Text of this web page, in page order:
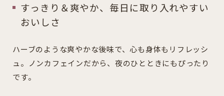
すっきり＆爽やか、毎日に取り入れやすい
おいしさ
ハーブのような爽やかな後味で、心も身体もリフレッシ
ュ。ノンカフェインだから、夜のひとときにもぴったり
です。